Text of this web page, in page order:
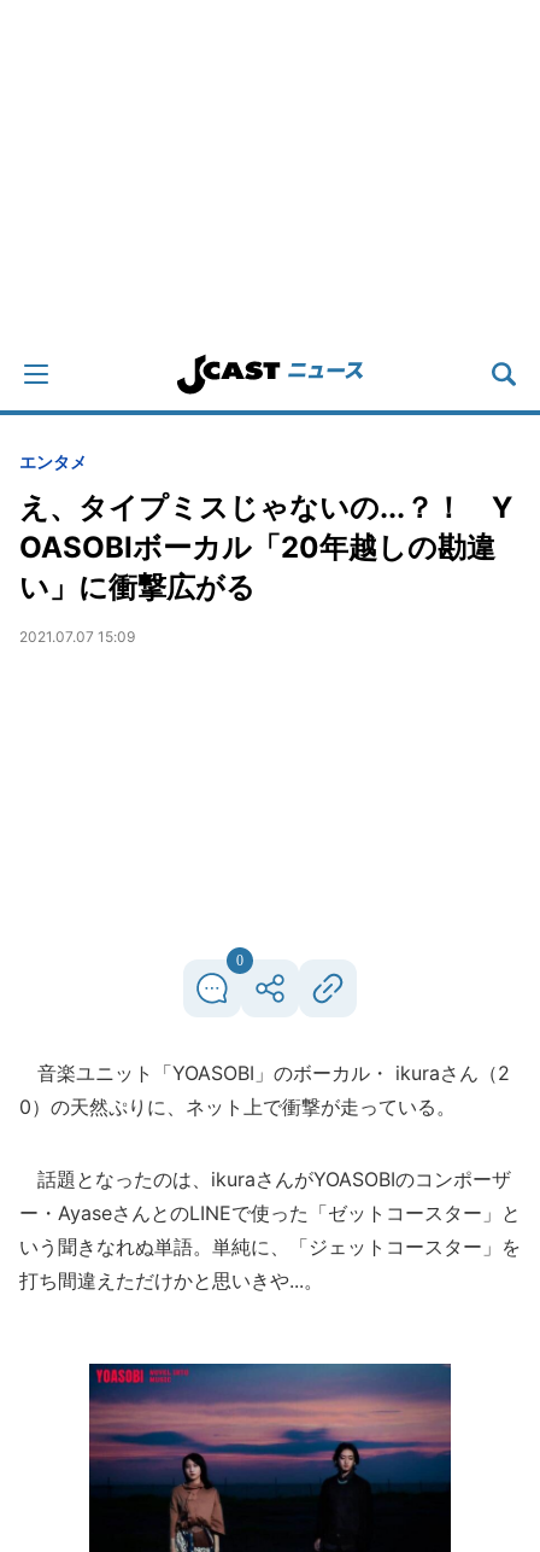
エンタメ
え、タイプミスじゃないの...？！ Y
OASOBIボーカル「20年越しの勘違
い」に衝撃広がる
2021.07.07 15:09
0
音楽ユニット「YOASOBI」のボーカル・ ikuraさん（2
0）の天然ぷりに、ネット上で衝撃が走っている。
話題となったのは、ikuraさんがYOASOBIのコンポーザ
ー・AyaseさんとのLINEで使った「ゼットコースター」と
いう聞きなれぬ単語。単純に、「ジェットコースター」を
打ち間違えただけかと思いきや...。